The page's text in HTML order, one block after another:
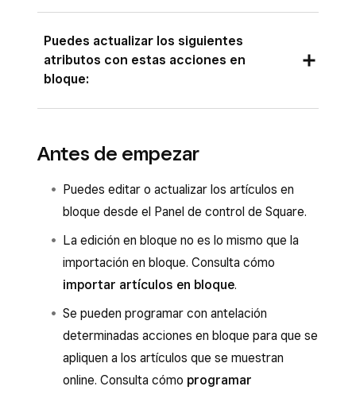
Nombre del artículo
Nombre para el cliente
SKU
Categoría de informes
Precio
Precio de venta online
Vendido por
Peso
Proveedor predeterminado
Código del proveedor
Puedes actualizar los siguientes
atributos con estas acciones en
bloque:
Actualizar los canales de venta.
Actualizar las categorías.
Actualizar los métodos de tramitación.
Actualizar el precio de venta online (se
puede programar).
bajas.
Añadir una exención fiscal.
Establecer que contienen alcohol.
Antes de empezar
Puedes editar o actualizar los artículos en
bloque desde el Panel de control de Square.
La edición en bloque no es lo mismo que la
importación en bloque. Consulta cómo
importar artículos en bloque.
Se pueden programar con antelación
determinadas acciones en bloque para que se
apliquen a los artículos que se muestran
online. Consulta cómo programar